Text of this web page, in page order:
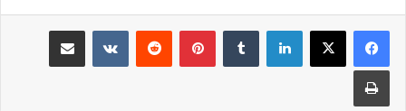
لينكدإن بينتيريست